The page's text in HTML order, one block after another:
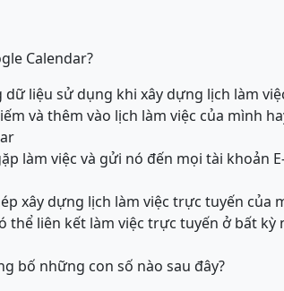
Calendar?
liệu sử dụng khi xây dựng lịch làm
và thêm vào lịch làm việc của mình
làm việc và gửi nó đến mọi tài khoản
xây dựng lịch làm việc trực tuyến của
thể liên kết làm việc trực tuyến ở bất kỳ
bố những con số nào sau đây?